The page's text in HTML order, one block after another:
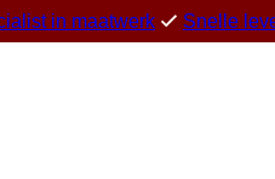
in maatwerk Snelle